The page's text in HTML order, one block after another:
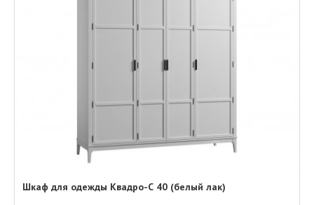
Шкаф для одежды Квадро-С 40 (белый лак)